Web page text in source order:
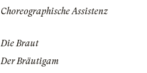
Choreographische Assistenz
Die Braut
Der Bräutigam